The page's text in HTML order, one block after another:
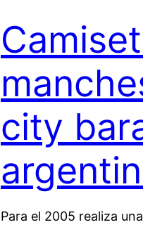
city
Para el 2005 realiza